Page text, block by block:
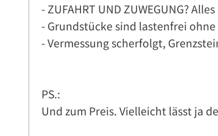
- ZUFAHRT UND ZUWEGUNG?
- Grundstücke sind lastenfrei
- Vermessung scherfolgt,
PS.:
Und zum Preis. Vielleicht lässt ja